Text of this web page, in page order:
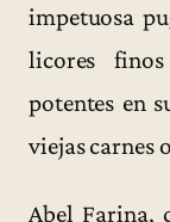
impetuosa
licores
potentes en
viejas carnes
Abel Farina,